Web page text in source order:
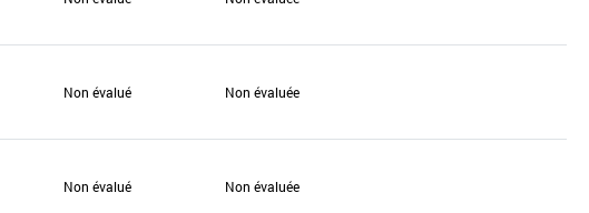
Non évalué Non évaluée
Non évalué Non évaluée